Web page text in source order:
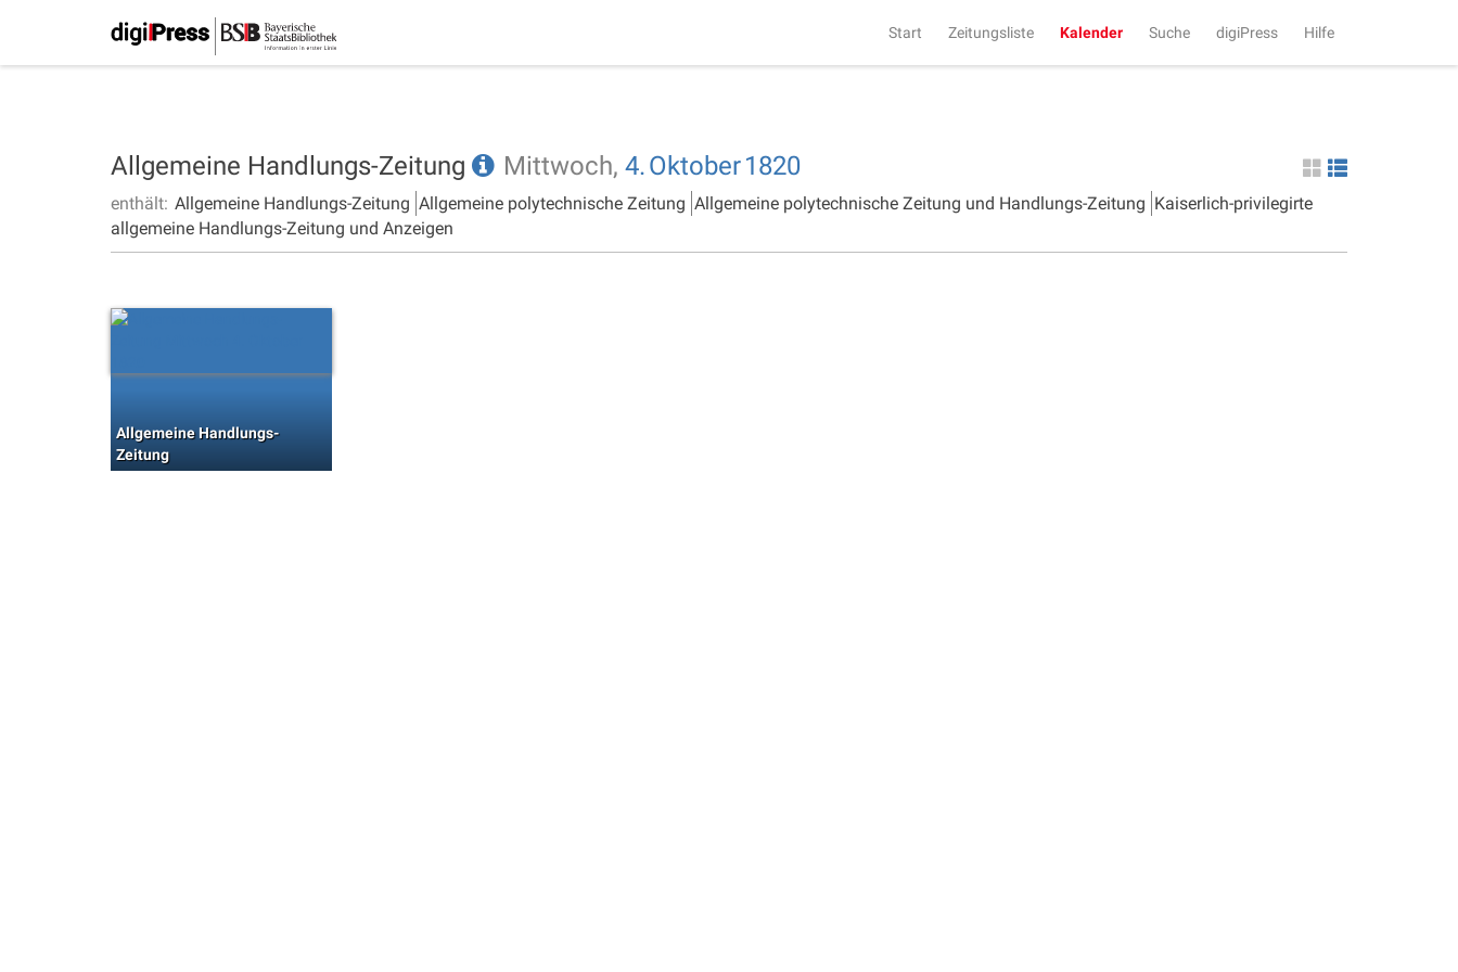
Start Zeitungsliste Kalender Suche digiPress Hilfe
Allgemeine Handlungs-Zeitung Mittwoch, 4.Oktober1820
enthält: Allgemeine Handlungs-Zeitung Allgemeine polytechnische Zeitung Allgemeine polytechnische Zeitung und Handlungs-Zeitung Kaiserlich-privilegirte
allgemeine Handlungs-Zeitung und Anzeigen
Allgemeine Handlungs-
Zeitung